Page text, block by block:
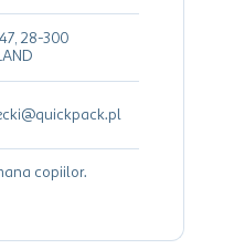
28-300
copiilor.